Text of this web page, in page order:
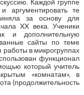
Каждой группе
аргументировать те
за основу для
XX века. Ученики
и дополнительную
сайты по теме
в микрогруппах
функционал
который учитель
«комнатам», в
(продолжительность